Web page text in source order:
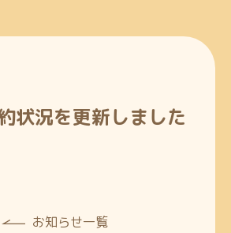
状況を更新しました
お知らせ一覧